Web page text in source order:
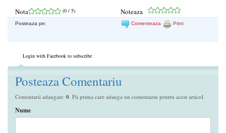
Nota (0 / 5) Noteaza
Posteaza pe: Comenteaza Print
Login with Facebook to subscribe
Posteaza Comentariu
Comentarii adaugate: 0 . Fii prima care adauga un comentariu pentru acest articol.
Nume